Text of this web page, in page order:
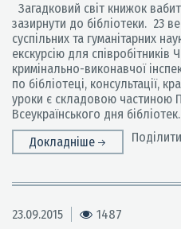
Загадковий світ книжок
зазирнути до бібліотеки. 23
суспільних та гуманітарних
екскурсію для співробітників
кримінально-виконавчої
по бібліотеці, консультації,
уроки є складовою частиною
Всеукраїнського дня бібліотек.
Докладніше
23.09.2015
1487